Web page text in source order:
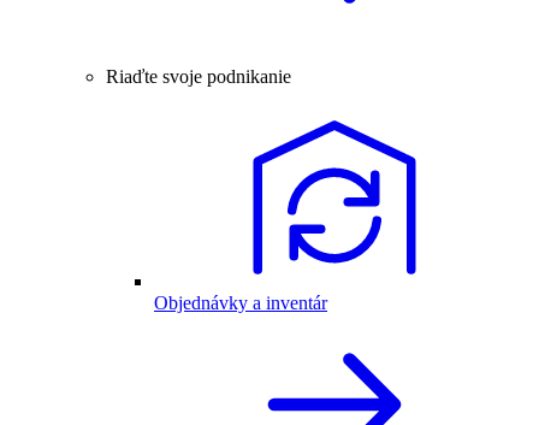
Riaďte svoje podnikanie
Objednávky a inventár